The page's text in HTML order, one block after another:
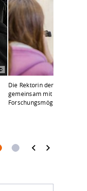
Die Rektorin der HTWD
gemeinsam mit Professor
Forschungsmöglichkeiten.